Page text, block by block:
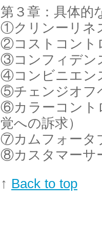
第３章：具体的
①クリンーリネ
②コストコント
③コンフィデン
④コンビニエン
⑤チェンジオフ
⑥カラーコント
覚への訴求）
⑦カムフォータ
⑧カスタマーサ
↑ Back to top